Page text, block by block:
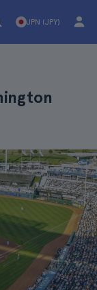
JPN (JPY)